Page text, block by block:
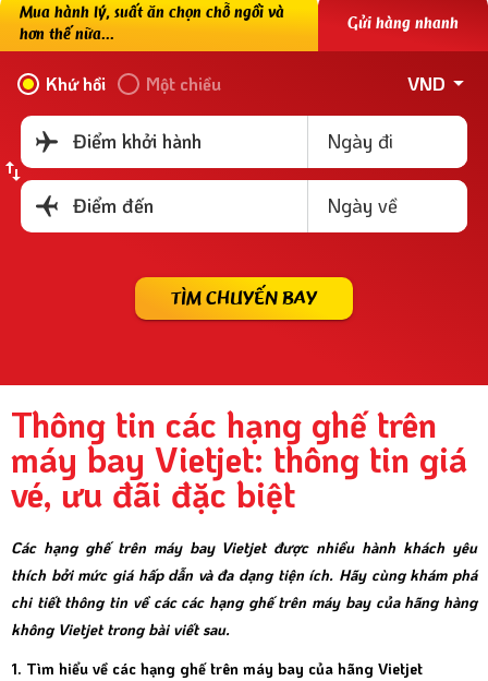
Mua hành lý, suất ăn chọn chỗ ngồi và
hơn thế nữa...
Gửi hàng nhanh
Khứ hồi Một chiều VND
Điểm khởi hành Ngày đi
Điểm đến Ngày về
TÌM CHUYẾN BAY
Thông tin các hạng ghế trên
máy bay Vietjet: thông tin giá
vé, ưu đãi đặc biệt
Các hạng ghế trên máy bay Vietjet được nhiều hành khách yêu
thích bởi mức giá hấp dẫn và đa dạng tiện ích. Hãy cùng khám phá
chi tiết thông tin về các các hạng ghế trên máy bay của hãng hàng
không Vietjet trong bài viết sau.
1. Tìm hiểu về các hạng ghế trên máy bay của hãng Vietjet